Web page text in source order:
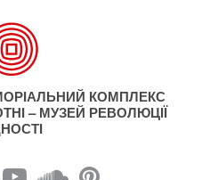
КОМПЛЕКС
– МУЗЕЙ РЕВОЛЮЦІЇ